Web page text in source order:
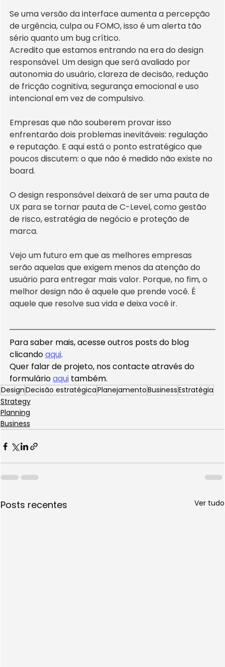
Se uma versão da interface aumenta a percepção
de urgência, culpa ou FOMO, isso é um alerta tão
sério quanto um bug crítico.
Acredito que estamos entrando na era do design
responsável. Um design que será avaliado por
autonomia do usuário, clareza de decisão, redução
de fricção cognitiva, segurança emocional e uso
intencional em vez de compulsivo.
Empresas que não souberem provar isso
enfrentarão dois problemas inevitáveis: regulação
e reputação. E aqui está o ponto estratégico que
poucos discutem: o que não é medido não existe no
board.
O design responsável deixará de ser uma pauta de
UX para se tornar pauta de C-Level, como gestão
de risco, estratégia de negócio e proteção de
marca.
Vejo um futuro em que as melhores empresas
serão aquelas que exigem menos da atenção do
usuário para entregar mais valor. Porque, no fim, o
melhor design não é aquele que prende você. É
aquele que resolve sua vida e deixa você ir.
Para saber mais, acesse outros posts do blog
clicando aqui.
Quer falar de projeto, nos contacte através do
formulário aqui também.
DesignDecisão estratégicaPlanejamentoBusinessEstratégia
Strategy
Planning
Business
Posts recentes Ver tudo